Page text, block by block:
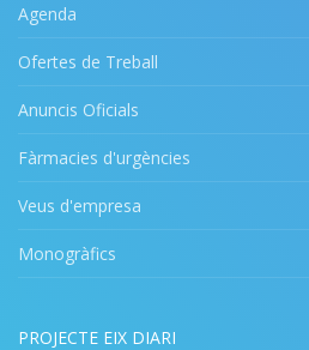
Agenda
Ofertes de Treball
Anuncis Oficials
Fàrmacies d'urgències
Veus d'empresa
Monogràfics
PROJECTE EIX DIARI